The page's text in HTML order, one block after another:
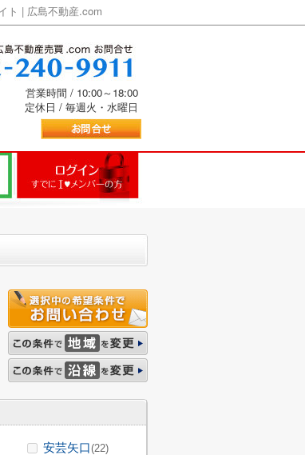
ト | 広島不動産.com
営業時間 / 10:00～18:00
定休日 / 毎週火・水曜日
安芸矢口(22)